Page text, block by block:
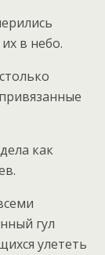
в небо.
как
гул
улететь